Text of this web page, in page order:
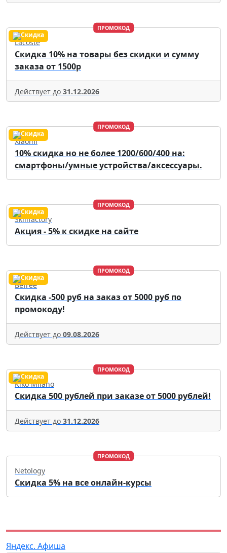
ПРОМОКОД
Lacoste
Скидка 10% на товары без скидки и сумму
заказа от 1500р
Действует до 31.12.2026
ПРОМОКОД
Xiaomi
10% скидка но не более 1200/600/400 на:
смартфоны/умные устройства/аксессуары.
ПРОМОКОД
Skillfactory
Акция - 5% к скидке на сайте
ПРОМОКОД
Befree
Скидка -500 руб на заказ от 5000 руб по
промокоду!
Действует до 09.08.2026
ПРОМОКОД
Kiko Milano
Скидка 500 рублей при заказе от 5000 рублей!
Действует до 31.12.2026
ПРОМОКОД
Netology
Скидка 5% на все онлайн-курсы
Яндекс. Афиша